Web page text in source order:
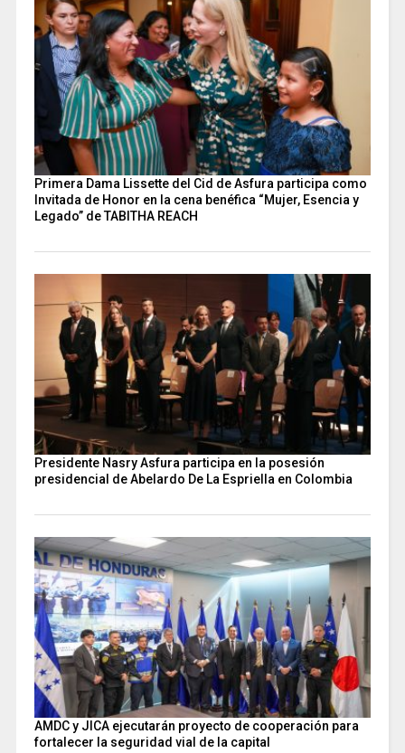
Primera Dama Lissette del Cid de Asfura participa como
Invitada de Honor en la cena benéfica “Mujer, Esencia y
Legado” de TABITHA REACH
Presidente Nasry Asfura participa en la posesión
presidencial de Abelardo De La Espriella en Colombia
AMDC y JICA ejecutarán proyecto de cooperación para
fortalecer la seguridad vial de la capital